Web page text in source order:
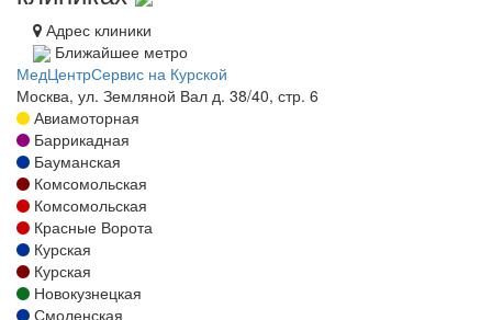
Адрес клиники
Ближайшее метро
МедЦентрСервис на Курской
Москва, ул. Земляной Вал д. 38/40, стр. 6
Авиамоторная
Баррикадная
Бауманская
Комсомольская
Комсомольская
Красные Ворота
Курская
Курская
Новокузнецкая
Смоленская